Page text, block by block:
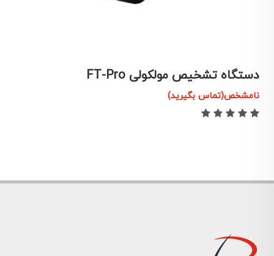
دستگاه تشخیص مولکولی FT-Pro
نامشخص(تماس بگیرید)